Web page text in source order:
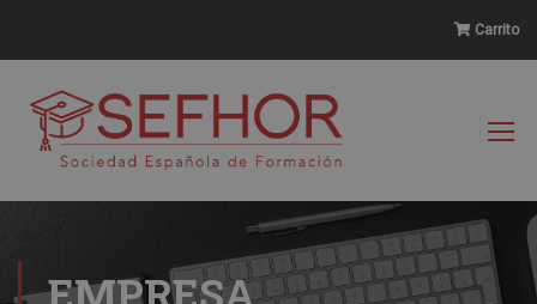
Carrito